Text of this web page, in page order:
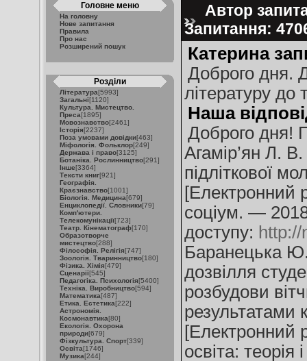
Головне меню
На головну
Нове запитання
Правила
Про нас
Розширений пошук
Розділи
Література[5993]
Загальні[1120]
Культура. Мистецтво.
Преса[1895]
Мовознавство[2461]
Історія[2237]
Поза умовами довідки[463]
Міфологія. Фольклор[249]
Держава і право[3125]
Ботаніка. Рослинництво[291]
Інше[3364]
Тексти книг[921]
Географія.
Краєзнавство[1001]
Біологія. Медицина[679]
Енциклопедії. Словники[79]
Комп'ютери.
Телекомунікації[723]
Театр. Кінематограф[170]
Образотворче
мистецтво[288]
Філософія. Релігія[747]
Зоологія. Тваринництво[180]
Фізика. Хімія[479]
Сценарії[545]
Педагогіка. Психологія[5400]
Техніка. Виробництво[594]
Математика[487]
Етика. Естетика[222]
Астрономія.
Космонавтика[80]
Екологія. Охорона
природи[679]
Фізкультура. Спорт[339]
Освіта[1746]
Музика[244]
Автор
Запитання:
Катерина
Доброго дня.
літературу до
Наша
Доброго дня!
Агамір’ян Л. В.
підліткової
[Електронний
соціум. —
доступу:
Баранецька
дозвілля
розбудови
результатами
[Електронний
освіта: